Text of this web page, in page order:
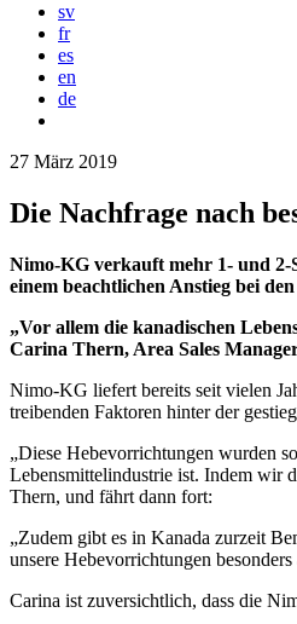
sv
fr
es
en
de
27 März 2019
Die Nachfrage nach
Nimo-KG verkauft mehr 1- und 2-
einem beachtlichen Anstieg bei
„Vor allem die kanadischen
Carina Thern, Area Sales
Nimo-KG liefert bereits seit vielen
treibenden Faktoren hinter der
„Diese Hebevorrichtungen wurden
Lebensmittelindustrie ist. Indem wir
Thern, und fährt dann fort:
„Zudem gibt es in Kanada zurzeit
unsere Hebevorrichtungen
Carina ist zuversichtlich, dass die